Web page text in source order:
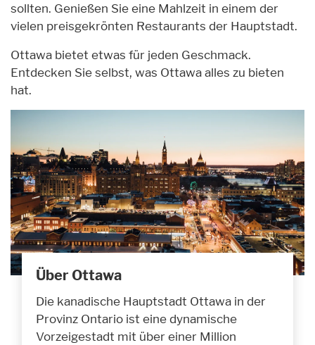
sollten. Genießen Sie eine Mahlzeit in einem der
vielen preisgekrönten Restaurants der Hauptstadt.
Ottawa bietet etwas für jeden Geschmack.
Entdecken Sie selbst, was Ottawa alles zu bieten
hat.
Über Ottawa
Die kanadische Hauptstadt Ottawa in der
Provinz Ontario ist eine dynamische
Vorzeigestadt mit über einer Million